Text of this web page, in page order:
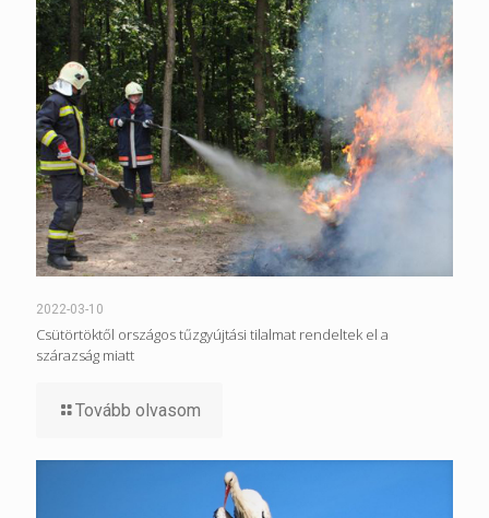
2022-03-10
Csütörtöktől országos tűzgyújtási tilalmat rendeltek el a
szárazság miatt
Tovább olvasom